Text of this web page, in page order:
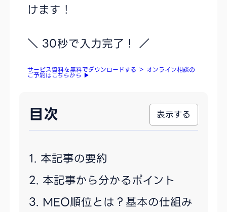
けます！
＼ 30秒で入力完了！ ／
サービス資料を無料でダウンロードする ＞ オンライン相談の
ご予約はこちらから ▶
目次
本記事の要約
本記事から分かるポイント
MEO順位とは？基本の仕組み